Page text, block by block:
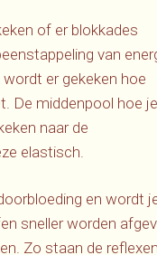
of er blokkades
van
er gekeken hoe
De middenpool hoe je
naar de
elastisch.
en wordt
sneller worden
Zo staan de